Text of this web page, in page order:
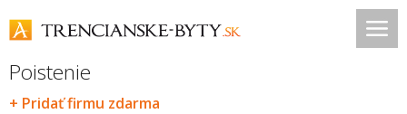
Poistenie
+ Pridať firmu zdarma